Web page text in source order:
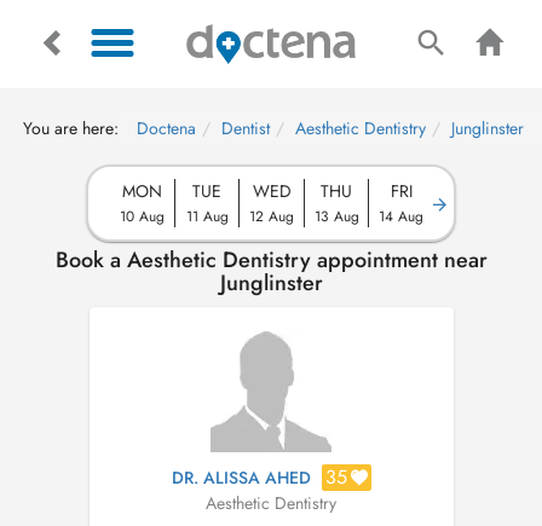
You are here: Doctena Dentist Aesthetic Dentistry Junglinster
MON
10 Aug
TUE
11 Aug
WED
12 Aug
THU
13 Aug
FRI
14 Aug
Book a Aesthetic Dentistry appointment near
Junglinster
DR. ALISSA AHED 35
Aesthetic Dentistry